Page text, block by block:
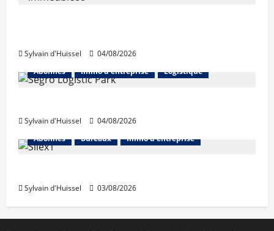
Sylvain d'Huissel
04/08/2026
Abonnés
Immo d'entreprise Logistique
Sylvain d'Huissel
04/08/2026
Abonnés
Bureaux Immo d'entreprise
Sylvain d'Huissel 03/08/2026